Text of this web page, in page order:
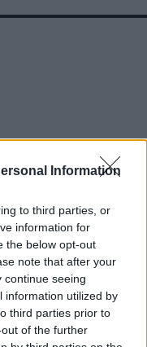
Information
to third parties, or
information for
the below opt-out
note that after your
continue seeing
information utilized by
third parties prior to
of the further